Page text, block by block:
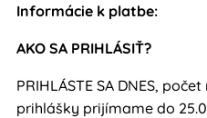
Informácie k platbe:
AKO SA PRIHLÁSIŤ?
PRIHLÁSTE SA DNES,
prihlášky prijímame do